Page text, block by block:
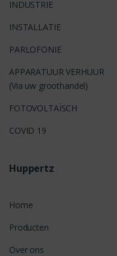
INDUSTRIE
INSTALLATIE
PARLOFONIE
APPARATUUR VERHUUR
(Via uw groothandel)
FOTOVOLTAÏSCH
COVID 19
Huppertz
Home
Producten
Over ons